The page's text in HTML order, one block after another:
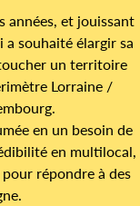
années, et jouissant
souhaité élargir sa
un territoire
Lorraine /
en un besoin de
en multilocal,
répondre à des